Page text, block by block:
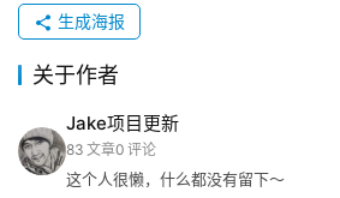
碎
念
推
荐
登录
生成海报
关于作者
Jake项目更新
83 文章0 评论
这个人很懒，什么都没有留下～